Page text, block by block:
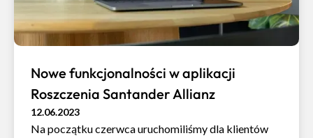
Nowe funkcjonalności w aplikacji
Roszczenia Santander Allianz
12.06.2023
Na początku czerwca uruchomiliśmy dla klientów